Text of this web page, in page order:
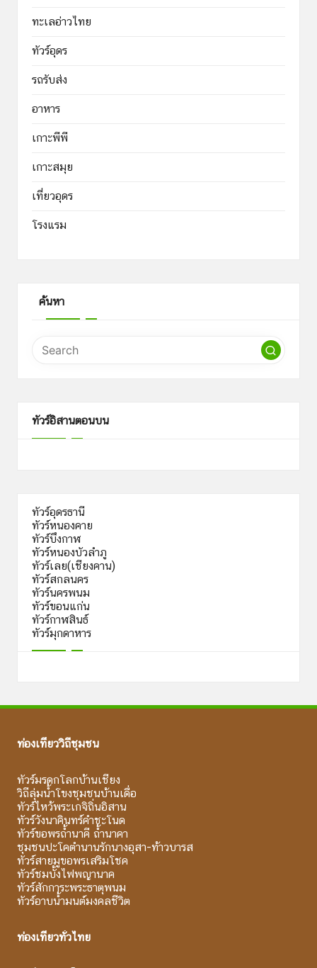
ทะเลอ่าวไทย
ทัวร์อุดร
รถรับส่ง
อาหาร
เกาะพีพี
เกาะสมุย
เที่ยวอุดร
โรงแรม
ค้นหา
ทัวร์อิสานตอนบน
ทัวร์อุดรธานี
ทัวร์หนองคาย
ทัวร์บึงกาฬ
ทัวร์หนองบัวลำภู
ทัวร์เลย(เชียงคาน)
ทัวร์สกลนคร
ทัวร์นครพนม
ทัวร์ขอนแก่น
ทัวร์กาฬสินธ์
ทัวร์มุกดาหาร
ท่องเที่ยววิถีชุมชน
ทัวร์มรดกโลกบ้านเชียง
วิถีลุ่มน้ำโขงชุมชนบ้านเดื่อ
ทัวร์ไหว้พระเกจิถิ่นอิสาน
ทัวร์วังนาคินทร์คำชะโนด
ทัวร์ขอพรถ้ำนาคี ถ้ำนาคา
ชุมชนปะโคตำนานรักนางอุสา-ท้าวบารส
ทัวร์สายมูขอพรเสริมโชค
ทัวร์ชมบั้งไฟพญานาค
ทัวร์สักการะพระธาตุพนม
ทัวร์อาบน้ำมนต์มงคลชีวิต
ท่องเที่ยวทั่วไทย